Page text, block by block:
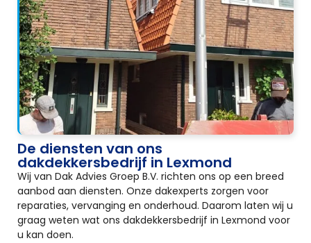
De diensten van ons
dakdekkersbedrijf in Lexmond
Wij van Dak Advies Groep B.V. richten ons op een breed
aanbod aan diensten. Onze dakexperts zorgen voor
reparaties, vervanging en onderhoud. Daarom laten wij u
graag weten wat ons dakdekkersbedrijf in Lexmond voor
u kan doen.